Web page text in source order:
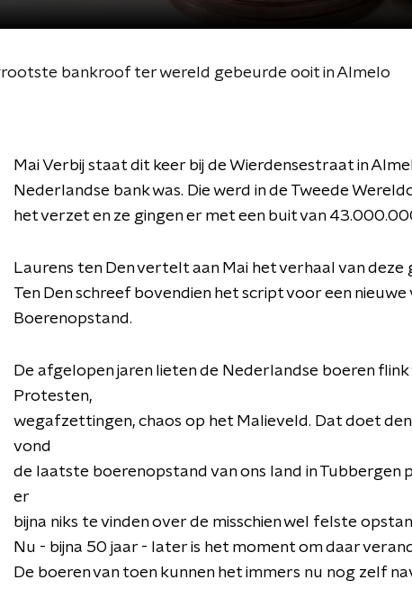
bankroof ter wereld gebeurde ooit in Almelo
Mai Verbij staat dit keer bij de Wierdensestraat in
Nederlandse bank was. Die werd in de Tweede
het verzet en ze gingen er met een buit van
Laurens ten Den vertelt aan Mai het verhaal van
Ten Den schreef bovendien het script voor een
Boerenopstand.
De afgelopen jaren lieten de Nederlandse boeren flink
Protesten,
wegafzettingen, chaos op het Malieveld. Dat doet
vond
de laatste boerenopstand van ons land in Tubbergen
er
bijna niks te vinden over de misschien wel felste
Nu - bijna 50 jaar - later is het moment om daar
De boeren van toen kunnen het immers nu nog zelf